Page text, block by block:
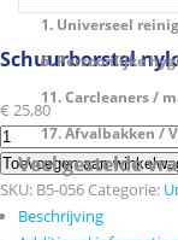
1. Universeel
6. Persoonlijke
11. Carcleaners /
17. Afvalbakken /
Veel gestelde
Save to Wishlist
Schuurborstel
€ 25,80
Schuurborstel
nylon
40
cm
Toevoegen aan
SKU: B5-056 Categorie:
Beschrijving